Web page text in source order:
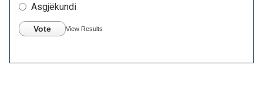
Asgjëkundi
Vote View Results